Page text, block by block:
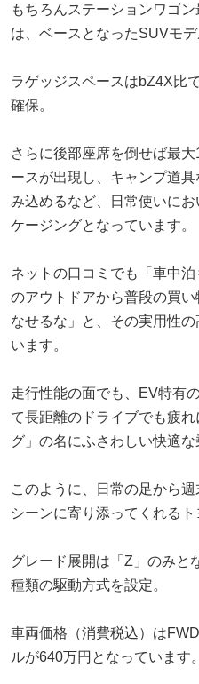
もちろんステーションワゴ
は、ベースとなったSUVモ
ラゲッジスペースはbZ4X比
確保。
さらに後部座席を倒せば最
ースが出現し、キャンプ道
み込めるなど、日常使いに
ケージングとなっています。
ネットの口コミでも「車中
のアウトドアから普段の買
なせるな」と、その実用性
います。
走行性能の面でも、EV特有
て長距離のドライブでも疲
グ」の名にふさわしい快適な
このように、日常の足から
シーンに寄り添ってくれる
グレード展開は「Z」のみと
種類の駆動方式を設定。
車両価格（消費税込）は
ルが640万円となっています。